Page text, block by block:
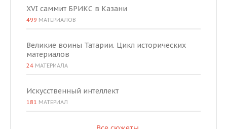
XVI саммит БРИКС в Казани
499 МАТЕРИАЛОВ
Великие воины Татарии. Цикл исторических
материалов
24 МАТЕРИАЛА
Искусственный интеллект
181 МАТЕРИАЛ